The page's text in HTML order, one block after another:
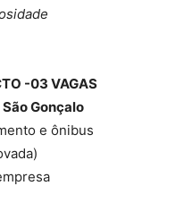
-03 VAGAS
São Gonçalo
e ônibus